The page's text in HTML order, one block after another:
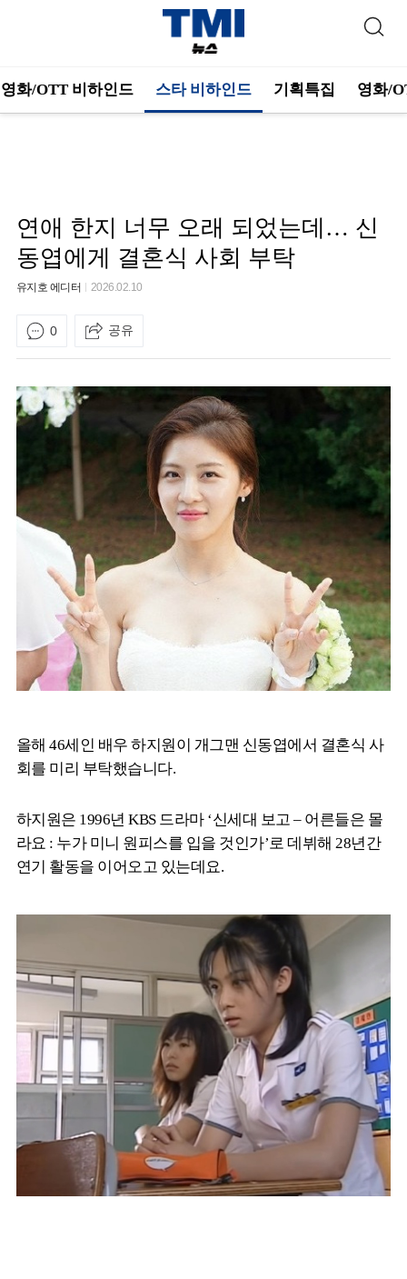
영화/OTT 비하인드 스타 비하인드 기획특집 영화/
연애 한지 너무 오래 되었는데… 신
동엽에게 결혼식 사회 부탁
유지호 에디터 2026.02.10
0 공유
올해 46세인 배우 하지원이 개그맨 신동엽에서 결혼식 사
회를 미리 부탁했습니다.
하지원은 1996년 KBS 드라마 ‘신세대 보고 – 어른들은 몰
라요 : 누가 미니 원피스를 입을 것인가’로 데뷔해 28년간
연기 활동을 이어오고 있는데요.